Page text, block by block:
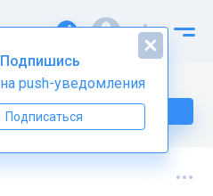
на нас в Telegram
Подпишись
на push-уведомления
Подписаться